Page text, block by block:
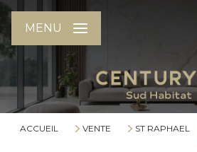
MENU
ACCUEIL VENTE ST RAPHAEL